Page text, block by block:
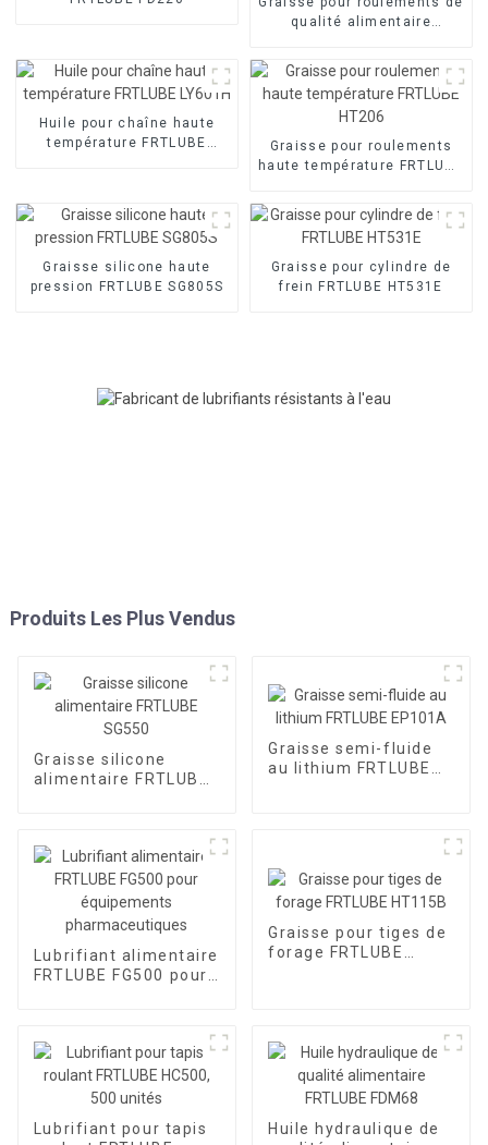
qualité alimentaire
Huile pour chaîne haute
température FRTLUBE
Graisse pour roulements
haute température FRTLUBE
Graisse silicone haute
pression FRTLUBE SG805S
Graisse pour cylindre de
frein FRTLUBE HT531E
Produits Les Plus Vendus
Graisse silicone
alimentaire FRTLUBE
Graisse semi-fluide
au lithium FRTLUBE
Lubrifiant alimentaire
FRTLUBE FG500 pour
Graisse pour tiges de
forage FRTLUBE
Lubrifiant pour tapis
Huile hydraulique de